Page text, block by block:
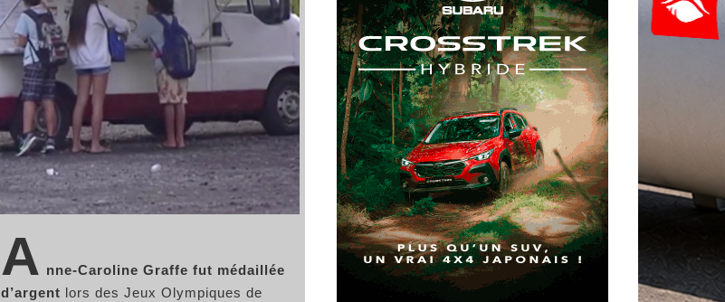
A nne-Caroline Graffe fut médaillée
d’argent lors des Jeux Olympiques de